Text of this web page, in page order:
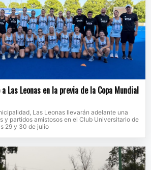
Las Leonas en la previa de la Copa Mundial
Las Leonas llevarán adelante una
y partidos amistosos en el Club Universitario de
29 y 30 de julio